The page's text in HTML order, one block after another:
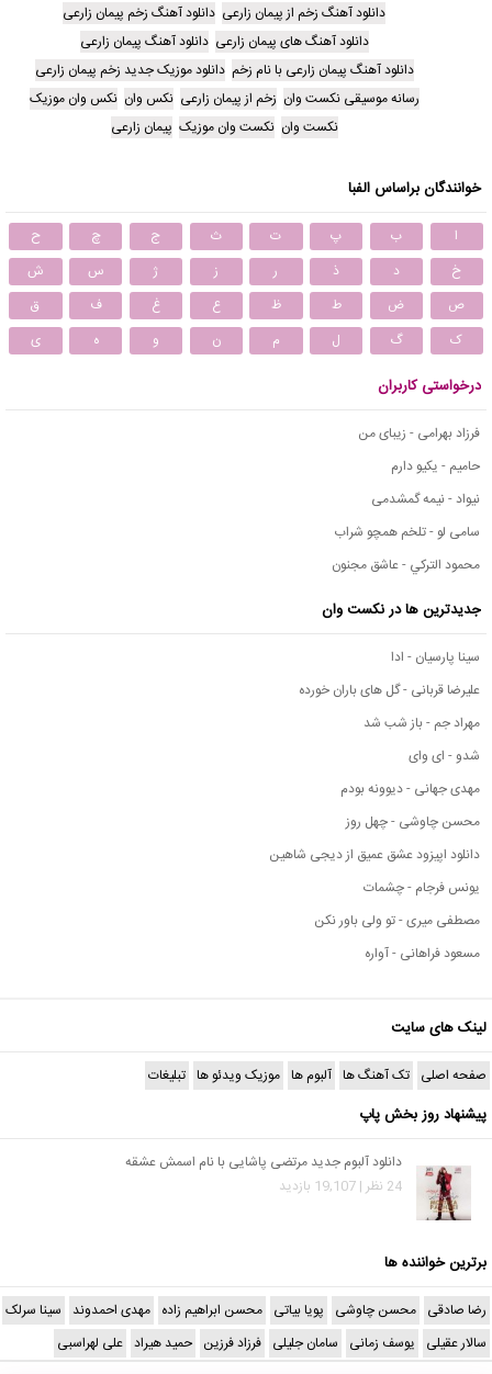
دانلود آهنگ زخم از پیمان زارعی دانلود آهنگ زخم پیمان زارعی
دانلود آهنگ های پیمان زارعی دانلود آهنگ پیمان زارعی
دانلود آهنگ پیمان زارعی با نام زخم دانلود موزیک جدید زخم پیمان زارعی
رسانه موسیقی نکست وان زخم از پیمان زارعی نکس وان نکس وان موزیک
نکست وان نکست وان موزیک پیمان زارعی
خوانندگان براساس الفبا
ا ب پ ت ث ج چ
ح
خ
د ذ ر ز ژ س
ش
ص
ض ط ظ ع غ ف
ق
ک
گ ل م ن و ه ی
درخواستی کاربران
فرزاد بهرامی - زیبای من
حامیم - یکیو دارم
نیواد - نیمه گمشدمی
سامی لو - تلخم همچو شراب
محمود التركي - عاشق مجنون
جدیدترین ها در نکست وان
سینا پارسیان - ادا
علیرضا قربانی - گل های باران خورده
مهراد جم - باز شب شد
شدو - ای وای
مهدی جهانی - دیوونه بودم
محسن چاوشی - چهل روز
دانلود اپیزود عشق عمیق از دیجی شاهین
یونس فرجام - چشمات
مصطفی میری - تو ولی باور نکن
مسعود فراهانی - آواره
لینک های سایت
صفحه اصلی تک آهنگ ها آلبوم ها موزیک ویدئو ها تبلیغات
پیشنهاد روز بخش پاپ
دانلود آلبوم جدید مرتضی پاشایی با نام اسمش عشقه
24 نظر | 19,107 بازدید
برترین خواننده ها
رضا صادقی محسن چاوشی پویا بیاتی محسن ابراهیم زاده مهدی احمدوند سینا سرلک
سالار عقیلی یوسف زمانی سامان جلیلی فرزاد فرزین حمید هیراد علی لهراسبی